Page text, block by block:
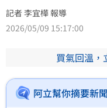
記者 李宜樺 報導
2026/05/09 15:17:00
買氣回溫，
阿立幫你摘要新